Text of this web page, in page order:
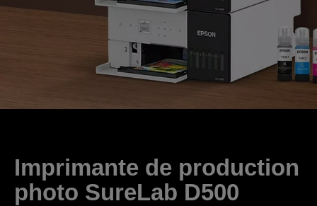
Imprimante de production
photo SureLab D500